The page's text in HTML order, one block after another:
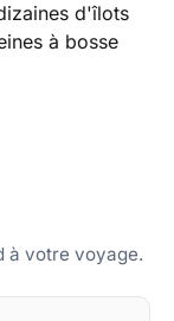
d'îlots
à bosse
à votre voyage.